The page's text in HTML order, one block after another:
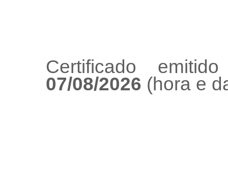
Certificado
07/08/2026 (hora e